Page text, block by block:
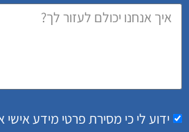
ידוע לי כי מסירת פרטי מידע אישי